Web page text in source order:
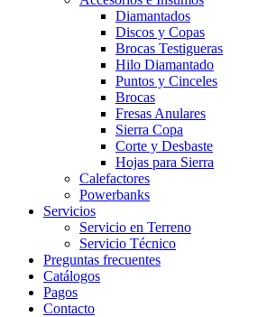
Diamantados
Discos y Copas
Brocas Testigueras
Hilo Diamantado
Puntos y Cinceles
Brocas
Fresas Anulares
Sierra Copa
Corte y Desbaste
Hojas para Sierra
Calefactores
Powerbanks
Servicios
Servicio en Terreno
Servicio Técnico
Preguntas frecuentes
Catálogos
Pagos
Contacto